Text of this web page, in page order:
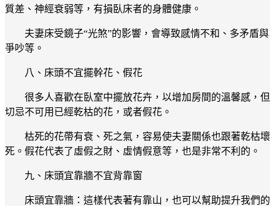
質差、神經衰弱等，有損臥床者的身體健康。
夫妻床受鏡子“光煞”的影響，會導致感情不和、多矛盾與
爭吵等。
八、床頭不宜擺幹花、假花
很多人喜歡在臥室中擺放花卉，以增加房間的溫馨感，但
切忌不可用已經乾枯的花，或者假花。
枯死的花帶有衰、死之氣，容易使夫妻關係也跟著乾枯壞
死。假花代表了虛假之財、虛情假意等，也是非常不利的。
九、床頭宜靠牆不宜背靠窗
床頭宜靠牆：這樣代表著有靠山，也可以幫助提升我們的